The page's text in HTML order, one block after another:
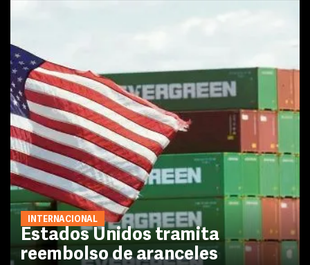
INTERNACIONAL
Estados Unidos tramita
reembolso de aranceles